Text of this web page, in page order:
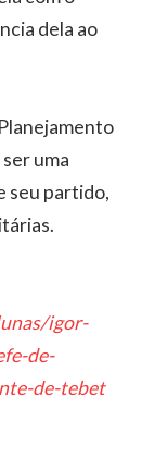
dela ao
uma
seu partido,
igor-
de-
de-tebet